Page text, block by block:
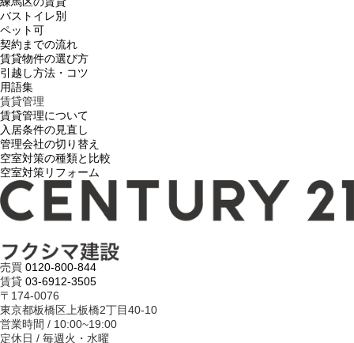
バストイレ別
ペット可
契約までの流れ
賃貸物件の選び方
引越し方法・コツ
用語集
賃貸管理
賃貸管理について
入居条件の見直し
管理会社の切り替え
空室対策の種類と比較
空室対策リフォーム
売買 0120-800-844
賃貸 03-6912-3505
〒174-0076
東京都板橋区上板橋2丁目40-10
営業時間 / 10:00~19:00
定休日 / 毎週火・水曜